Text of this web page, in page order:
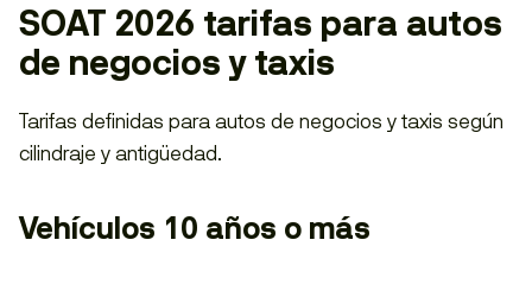
SOAT 2026 tarifas para autos
de negocios y taxis
Tarifas definidas para autos de negocios y taxis según
cilindraje y antigüedad.
Vehículos 10 años o más